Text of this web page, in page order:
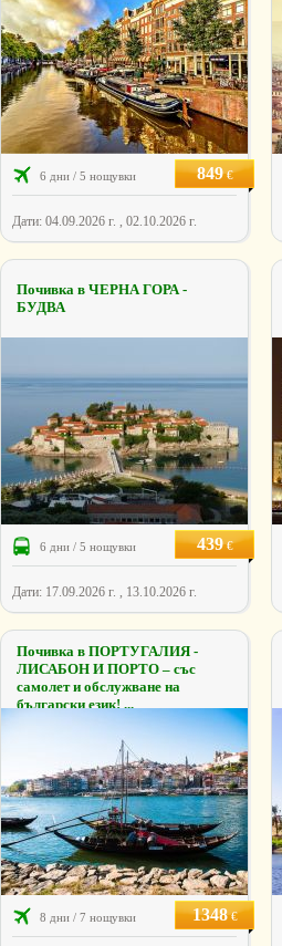
6 дни / 5 нощувки 849€
Дати: 04.09.2026 г. , 02.10.2026 г.
Почивка в ЧЕРНА ГОРА -
БУДВА
6 дни / 5 нощувки 439€
Дати: 17.09.2026 г. , 13.10.2026 г.
Почивка в ПОРТУГАЛИЯ -
ЛИСАБОН И ПОРТО – със
самолет и обслужване на
български език! ...
8 дни / 7 нощувки 1348€